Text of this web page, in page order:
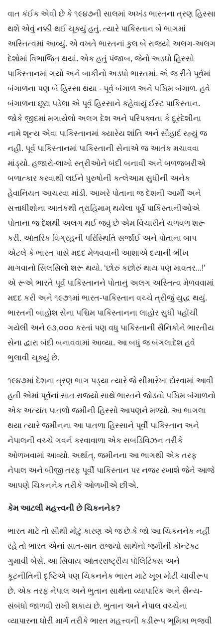
વાત કંઈક એવી છે કે ૧૯૪૭ની સાલમાં અખંડ ભારતના ત્રણ હિસ્સા
થશે એવું નક્કી થઈ ચૂક્યું હતું. ત્યારે પાકિસ્તાન બે ભાગમાં
અસ્તિત્વમાં આવ્યું. એ વખતે ભારતનાં કુલ બે રાજ્યો અલગ-અલગ
દેશોમાં વિભાજિત થયાં. એક હતું પંજાબ, જેનો અડધો હિસ્સો
પાકિસ્તાનમાં ગયો અને બાકીનો અડધો ભારતમાં. એ જ રીતે પૂર્વમાં
બંગાળના પણ બે હિસ્સા થયા - પૂર્વ બંગાળ અને પશ્ચિમ બંગાળ. હવે
બંગાળના છૂટા પડેલા એ પૂર્વ હિસ્સાને કહેવાયું ઈસ્ટ પાકિસ્તાન.
જોકે જીદમાં મગાયેલો અલગ દેશ અને પરિપક્વતા કે દૂરંદેશીના
નામે શૂન્ય એવા પાકિસ્તાનમાં ક્યારેય શાંતિ અને સૌહાર્દ રહ્યું જ
નહીં. પૂર્વ પાકિસ્તાનમાં પાકિસ્તાની સેનાએ જ આતંક મચાવવા
માંડ્યો. હજારો-લાખો સ્ત્રીઓને બંદી બનાવી અને બળજબરીએ
બળાત્કાર કરવાથી લઈને પુરુષોની કત્લેઆમ સુધીની અનેક
હેવાનિયત આચરવા માંડી. આખરે પોતાના જ દેશની આર્મી અને
સત્તાધીશોના આતંકથી ત્રાહિમામ્ થયેલા પૂર્વ પાકિસ્તાનીઓએ
પોતાના જ દેશથી અલગ થઈ જવું છે એમ વિચારીને ચળવળ શરૂ
કરી. આંતરિક વિગ્રહની પરિસ્થિતિ સર્જાઈ અને પોતાના બાપ
એટલે કે ભારત પાસે મદદ મેળવવાની આશાએ દયાની ભીખ
માગવાનો સિલસિલો શરૂ થયો. ‘છોરું કછોરું થાય પણ માવતર...!’
એ રૂએ ભારતે પૂર્વ પાકિસ્તાનને પોતાનું અલગ અસ્તિત્વ મેળવવામાં
મદદ કરી અને ૧૯૭૧માં ભારત-પાકિસ્તાન વચ્ચે ત્રીજું યુદ્ધ થયું.
ભારતની બાહોશ સેના પશ્ચિમ પાકિસ્તાનના લાહોર સુધી પહોંચી
ગયેલી અને ૯૩,૦૦૦ કરતાં પણ વધુ પાકિસ્તાની સૈનિકોને ભારતીય
સેના દ્વારા બંદી બનાવવામાં આવ્યા. આ બધું જ બંગલાદેશ હવે
ભુલાવી ચૂક્યું છે.
૧૯૪૭માં દેશના ત્રણ ભાગ પડ્યા ત્યારે જે સીમારેખા દોરવામાં આવી
હતી એમાં પૂર્વનાં સાત રાજ્યો સાથે ભારતને જોડતો પશ્ચિમ બંગાળનો
એક અત્યંત પાતળો જમીની હિસ્સો આપણને મળ્યો. આ ભાગલા
થયા ત્યારે જમીનના આ પાતળા હિસ્સાને પૂર્વી પાકિસ્તાન અને
નેપાલની વચ્ચે ગવર્ન કરવાવાળા એક સબડિવિઝન તરીકે
ઓળખવામાં આવ્યો. અર્થાત્, જમીનના આ ભાગથી એક તરફ
નેપાલ અને બીજી તરફ પૂર્વી પાકિસ્તાન પર નજર રખાશે જેને આજે
આપણે ચિકનનેક તરીકે ઓળખીએ છીએ.
કેમ આટલી મહત્ત્વની છે ચિકનનેક?
ભારત માટે તો સૌથી મોટું કારણ એ જ છે કે જો આ ચિકનનેક નહીં
રહે તો ભારત એનાં સાત-સાત રાજ્યો સાથેનો જમીની કૉન્ટૅક્ટ
ગુમાવી બેસે. આ સિવાય આંતરરાષ્ટ્રીય પૉલિટિક્સ અને
કૂટનીતિની દૃષ્ટિએ પણ ચિકનનેક ભારત માટે ખૂબ મોટી ચાવીરૂપ
છે. એક તરફ નેપાલ અને ભુતાન સાથેના વ્યાપારિક અને સૈન્ય-
સંબંધો જાળવી રાખી શકાય છે. ભુતાન અને નેપાલ વચ્ચેના
વ્યાપારના ધોરી માર્ગ તરીકે ભારત મહત્ત્વની કડીરૂપ ભૂમિકા ભજવી